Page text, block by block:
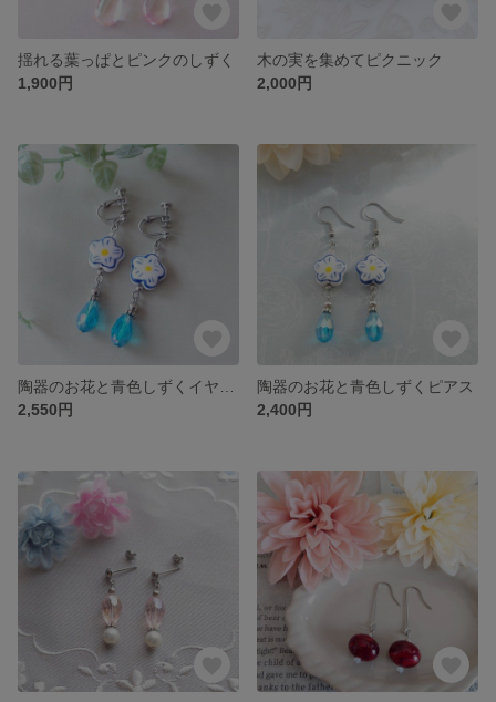
揺れる葉っぱとピンクのしずく
1,900円
木の実を集めてピクニック
2,000円
2,550円
陶器のお花と青色しずくピアス
2,400円